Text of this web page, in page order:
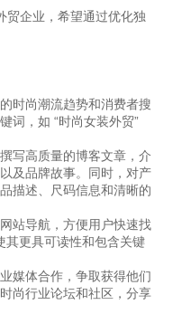
贸企业，希望通过优化独
时尚潮流趋势和消费者搜
词，如 “时尚女装外贸”
写高质量的博客文章，介
及品牌故事。同时，对产
描述、尺码信息和清晰的
站导航，方便用户快速找
其更具可读性和包含关键
媒体合作，争取获得他们
尚行业论坛和社区，分享